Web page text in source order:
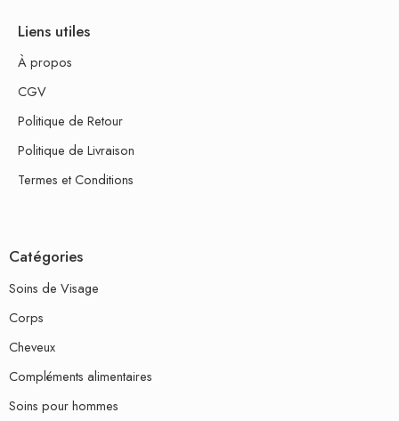
Liens utiles
À propos
CGV
Politique de Retour
Politique de Livraison
Termes et Conditions
Catégories
Soins de Visage
Corps
Cheveux
Compléments alimentaires
Soins pour hommes